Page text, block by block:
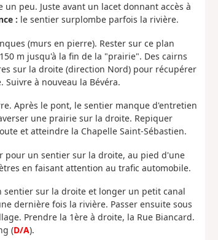
peu. Juste avant un lacet donnant accès à
: le sentier surplombe parfois la rivière.
(murs en pierre). Rester sur ce plan
m jusqu'à la fin de la "prairie". Des cairns
sur la droite (direction Nord) pour récupérer
à nouveau la Bévéra.
Après le pont, le sentier manque d'entretien
une prairie sur la droite. Repiquer
et atteindre la Chapelle Saint-Sébastien.
pour un sentier sur la droite, au pied d'une
en faisant attention au trafic automobile.
sur la droite et longer un petit canal
dernière fois la rivière. Passer ensuite sous
Prendre la 1ère à droite, la Rue Biancard.
(D/A).